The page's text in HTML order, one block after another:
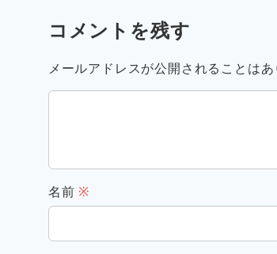
コメントを残す
メールアドレスが公開されることはあ
名前 ※